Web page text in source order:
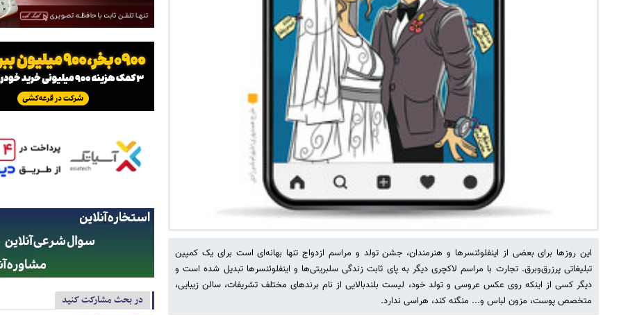
این روزها برای بعضی از اینفلوئنسرها و هنرمندان، جشن تولد و مراسم ازدواج تنها بهانه‌ای است برای یک کمپین
تبلیغاتی پرزرق‌وبرق. تجارت با مراسم‌ لاکچری دیگر به پای ثابت زندگی سلبریتی‌ها و اینفلوئنسرها تبدیل شده است و
دیگر کسی از اینکه روی عکس عروسی و تولد خود، لیست بلندبالایی از نام برندهای مختلف تشریفات، سالن زیبایی،
متخصص پوست، مزون‌ لباس و... منگنه کند، هراسی ندارد.
در بحث مشارکت کنید